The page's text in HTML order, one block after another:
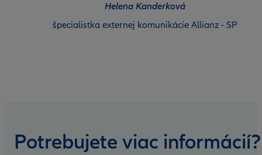
Helena Kanderková
špecialistka externej komunikácie Allianz - SP
Potrebujete viac informácií?